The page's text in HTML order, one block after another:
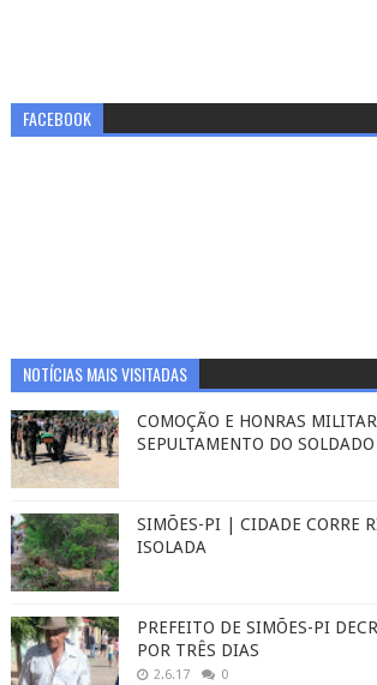
FACEBOOK
NOTÍCIAS MAIS VISITADAS
COMOÇÃO E HONRAS
SEPULTAMENTO DO
SIMÕES-PI | CIDADE CORRE
ISOLADA
PREFEITO DE SIMÕES-PI
POR TRÊS DIAS
2.6.17 0